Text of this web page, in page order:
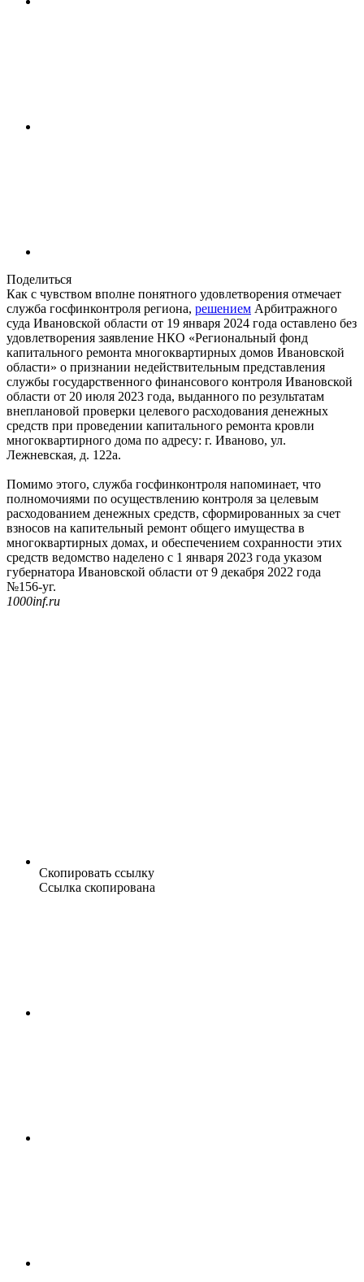
Поделиться
Как с чувством вполне понятного удовлетворения отмечает
служба госфинконтроля региона, решением Арбитражного
суда Ивановской области от 19 января 2024 года оставлено без
удовлетворения заявление НКО «Региональный фонд
капитального ремонта многоквартирных домов Ивановской
области» о признании недействительным представления
службы государственного финансового контроля Ивановской
области от 20 июля 2023 года, выданного по результатам
внеплановой проверки целевого расходования денежных
средств при проведении капитального ремонта кровли
многоквартирного дома по адресу: г. Иваново, ул.
Лежневская, д. 122а.
Помимо этого, служба госфинконтроля напоминает, что
полномочиями по осуществлению контроля за целевым
расходованием денежных средств, сформированных за счет
взносов на капительный ремонт общего имущества в
многоквартирных домах, и обеспечением сохранности этих
средств ведомство наделено с 1 января 2023 года указом
губернатора Ивановской области от 9 декабря 2022 года
№156-уг.
1000inf.ru
Скопировать ссылку
Ссылка скопирована